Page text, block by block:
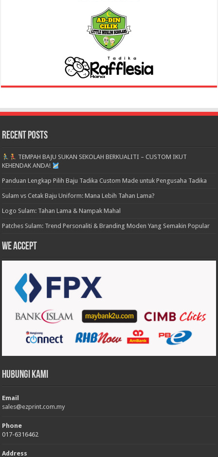
Recent Posts
TEMPAH BAJU SUKAN SEKOLAH BERKUALITI – CUSTOM IKUT
KEHENDAK ANDA!
Panduan Lengkap Pilih Baju Tadika Custom Made untuk Pengusaha Tadika
Sulam vs Cetak Baju Uniform: Mana Lebih Tahan Lama?
Logo Sulam: Tahan Lama & Nampak Mahal
Patches Sulam: Trend Personaliti & Branding Moden Yang Semakin Popular
We accept
Hubungi Kami
Email
sales@ezprint.com.my
Phone
017-6316462
Address